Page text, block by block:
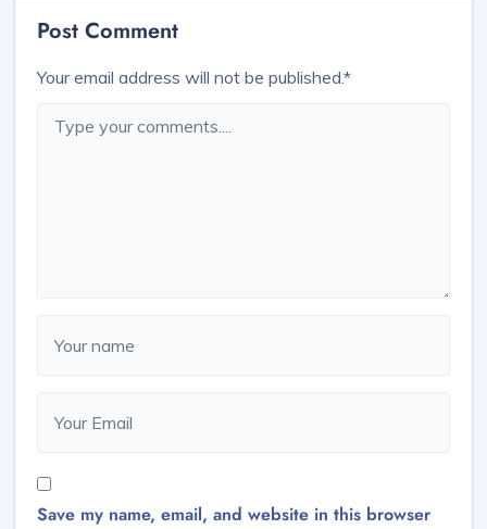
Post Comment
Your email address will not be published.*
Save my name, email, and website in this browser